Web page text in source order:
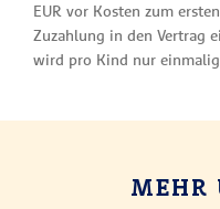
EUR vor Kosten zum
Zuzahlung in den Vertrag
wird pro Kind nur
MEHR